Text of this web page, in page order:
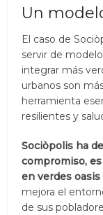
Un
El caso de
servir de
integrar más
urbanos son
herramienta
resilientes y
Sociòpolis ha
compromiso,
en verdes
mejora el
de sus